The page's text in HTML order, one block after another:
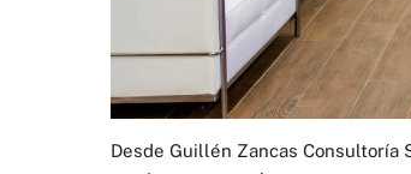
Desde Guillén Zancas